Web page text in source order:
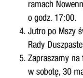
ramach
o godz. 17:00.
Jutro po Mszy
Rady
Zapraszamy
w sobotę, 30